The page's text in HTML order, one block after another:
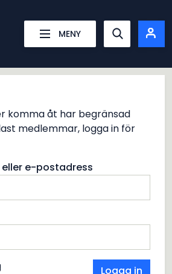
MENY
Show
komma åt har begränsad
medlemmar, logga in för
e-postadress